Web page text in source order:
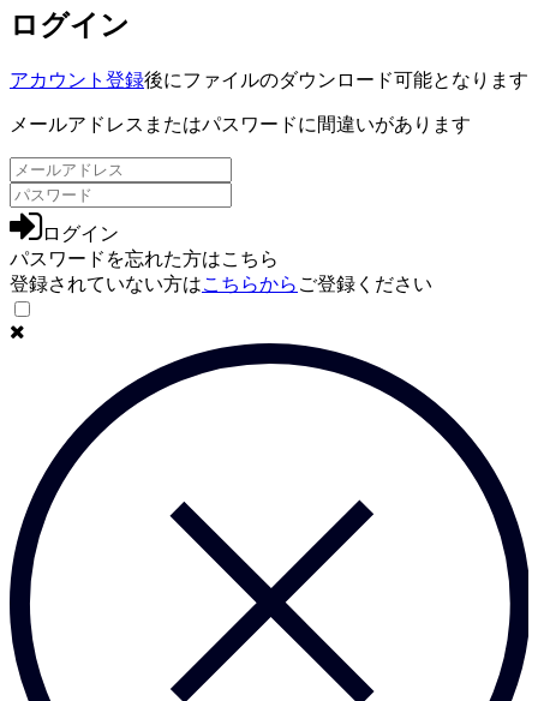
ログイン
アカウント登録後にファイルのダウンロード可能となります
メールアドレスまたはパスワードに間違いがあります
ログイン
パスワードを忘れた方はこちら
登録されていない方はこちらから ご登録ください